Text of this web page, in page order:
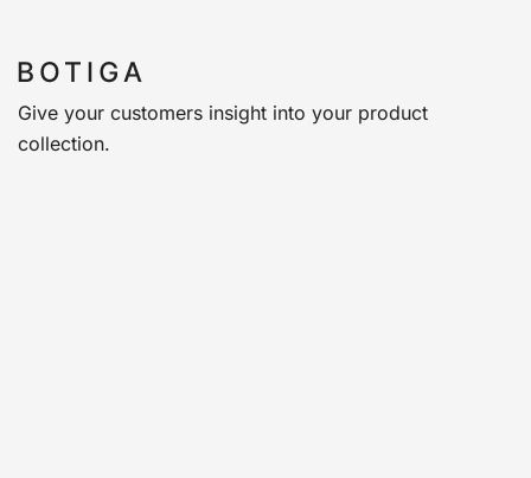
Give your customers insight into your product
collection.